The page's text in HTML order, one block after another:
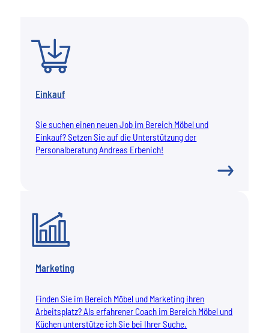
Einkauf
Sie suchen einen neuen Job im Bereich Möbel und
Einkauf? Setzen Sie auf die Unterstützung der
Personalberatung Andreas Erbenich!
Marketing
Finden Sie im Bereich Möbel und Marketing ihren
Arbeitsplatz? Als erfahrener Coach im Bereich Möbel und
Küchen unterstütze ich Sie bei Ihrer Suche.